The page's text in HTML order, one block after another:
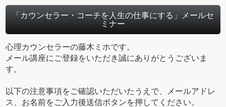
「カウンセラー・コーチを人生の仕事にする」メールセ
ミナー
心理カウンセラーの藤木ミホです。
メール講座にご登録をいただき誠にありがとうございま
す。
以下の注意事項をご確認いただいたうえで、メールアドレ
ス、お名前をご入力後送信ボタンを押してください。